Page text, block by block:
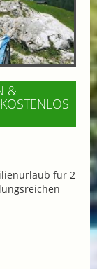
&
für 2